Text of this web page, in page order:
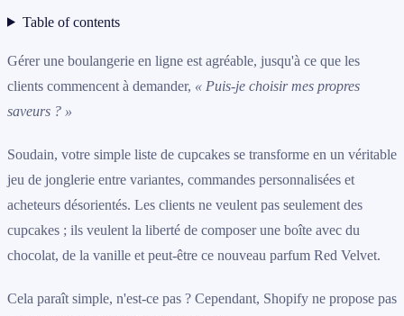
Table of contents
Gérer une boulangerie en ligne est agréable, jusqu'à ce que les
clients commencent à demander, « Puis-je choisir mes propres
saveurs ? »
Soudain, votre simple liste de cupcakes se transforme en un véritable
jeu de jonglerie entre variantes, commandes personnalisées et
acheteurs désorientés. Les clients ne veulent pas seulement des
cupcakes ; ils veulent la liberté de composer une boîte avec du
chocolat, de la vanille et peut-être ce nouveau parfum Red Velvet.
Cela paraît simple, n'est-ce pas ? Cependant, Shopify ne propose pas